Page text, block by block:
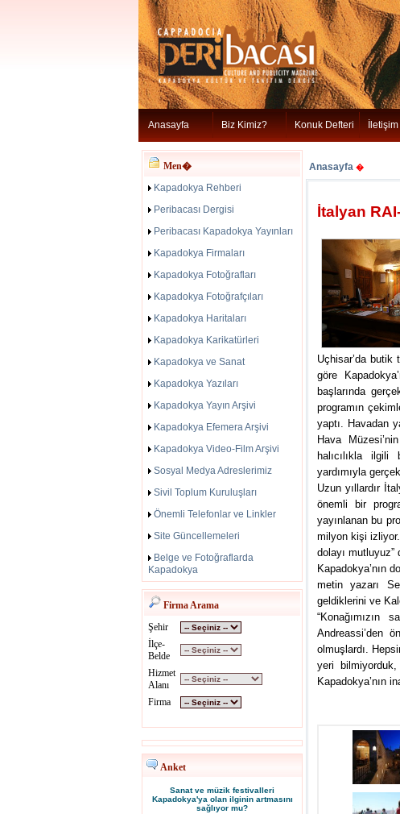
Anasayfa Biz Kimiz? Konuk Defteri İletişim
Men�
Kapadokya Rehberi
Peribacası Dergisi
Peribacası Kapadokya Yayınları
Kapadokya Firmaları
Kapadokya Fotoğrafları
Kapadokya Fotoğrafçıları
Kapadokya Haritaları
Kapadokya Karikatürleri
Kapadokya ve Sanat
Kapadokya Yazıları
Kapadokya Yayın Arşivi
Kapadokya Efemera Arşivi
Kapadokya Video-Film Arşivi
Sosyal Medya Adreslerimiz
Sivil Toplum Kuruluşları
Önemli Telefonlar ve Linkler
Site Güncellemeleri
Belge ve Fotoğraflarda
Kapadokya
Firma Arama
Şehir
İlçe-
Belde
Hizmet
Alanı
Firma
Anket
Sanat ve müzik festivalleri
Kapadokya'ya olan ilginin artmasını
sağlıyor mu?
Anasayfa �
İtalyan
Uçhisar’da
göre
başlarında
programın
yaptı. Havadan
Hava
halıcılıkla ilgili
yardımıyla
Uzun yıllardır
önemli bir
yayınlanan bu
milyon kişi izliyor.
dolayı mutluyuz”
Kapadokya’nın
metin yazarı
geldiklerini ve
Andreassi’den
olmuşlardı.
yeri
Kapadokya’nın